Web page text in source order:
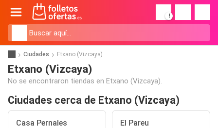
!
Ciudades Etxano (Vizcaya)
Etxano (Vizcaya)
No se encontraron tiendas en Etxano (Vizcaya).
Ciudades cerca de Etxano (Vizcaya)
Casa Pernales El Pareu